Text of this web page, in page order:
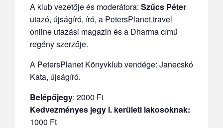
A klub vezetője és moderátora: Szűcs Péter
utazó, újságíró, író, a PetersPlanet.travel
online utazási magazin és a Dharma című
regény szerzője.
A PetersPlanet Könyvklub vendége: Janecskó
Kata, újságíró.
Belépőjegy: 2000 Ft
Kedvezményes jegy I. kerületi lakosoknak:
1000 Ft